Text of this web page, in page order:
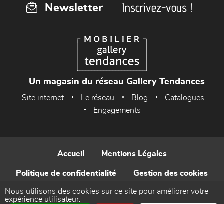
Newsletter Inscrivez-vous !
Un magasin du réseau Gallery Tendances
Site internet Le réseau Blog
Catalogues
Engagements
Accueil Mentions Légales
Politique de confidentialité Gestion des cookies
Contact
Nous utilisons des cookies sur ce site pour améliorer votre
expérience utilisateur.